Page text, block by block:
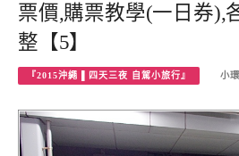
票價,購票教學(一日券),
整【5】
『2015沖繩 ▌四天三夜 自駕小旅行』 小環